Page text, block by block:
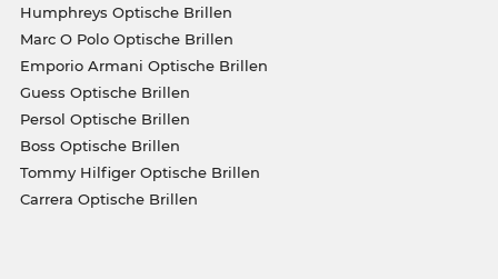
Humphreys Optische Brillen
Marc O Polo Optische Brillen
Emporio Armani Optische Brillen
Guess Optische Brillen
Persol Optische Brillen
Boss Optische Brillen
Tommy Hilfiger Optische Brillen
Carrera Optische Brillen